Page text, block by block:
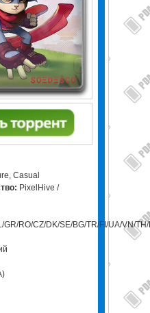
Casual
PixelHive /
GR/RO/CZ/DK/SE/BG/TR/FI/UA/VN/